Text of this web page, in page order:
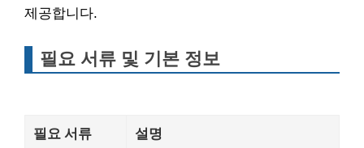
제공합니다.
필요 서류 및 기본 정보
필요 서류 설명